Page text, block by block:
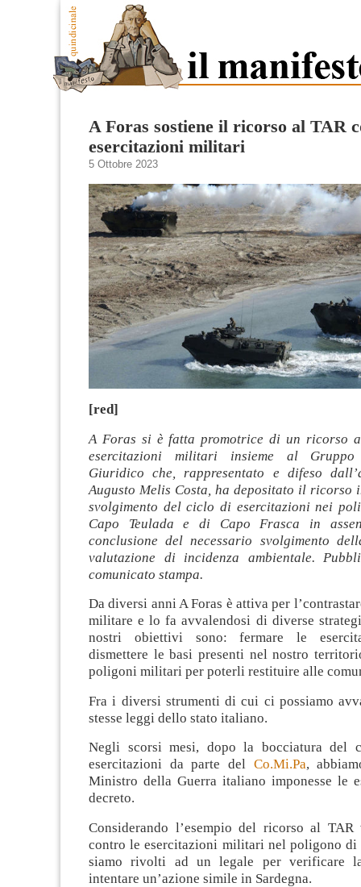
A Foras sostiene il ricorso al TAR
esercitazioni militari
5 Ottobre 2023
[red]
A Foras si è fatta promotrice di un ricorso
esercitazioni militari insieme al
Giuridico che, rappresentato e difeso
Augusto Melis Costa, ha depositato il ricorso
svolgimento del ciclo di esercitazioni nei
Capo Teulada e di Capo Frasca in
conclusione del necessario svolgimento
valutazione di incidenza ambientale.
comunicato stampa.
Da diversi anni A Foras è attiva per
militare e lo fa avvalendosi di diverse
nostri obiettivi sono: fermare le
dismettere le basi presenti nel nostro
poligoni militari per poterli restituire alle
Fra i diversi strumenti di cui ci possiamo
stesse leggi dello stato italiano.
Negli scorsi mesi, dopo la bocciatura del
esercitazioni da parte del Co.Mi.Pa,
Ministro della Guerra italiano imponesse le
decreto.
Considerando l’esempio del ricorso al
contro le esercitazioni militari nel poligono di
siamo rivolti ad un legale per verificare
intentare un’azione simile in Sardegna.